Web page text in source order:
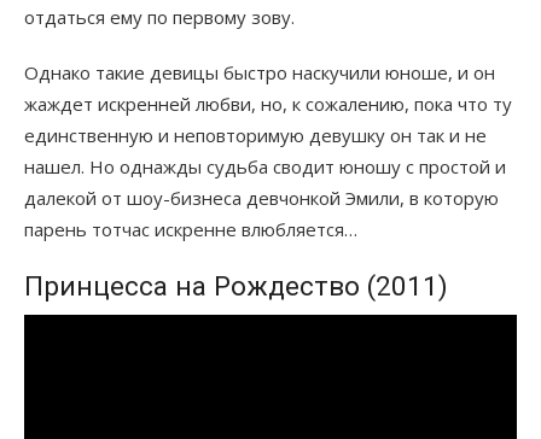
отдаться ему по первому зову.
Однако такие девицы быстро наскучили юноше, и он
жаждет искренней любви, но, к сожалению, пока что ту
единственную и неповторимую девушку он так и не
нашел. Но однажды судьба сводит юношу с простой и
далекой от шоу-бизнеса девчонкой Эмили, в которую
парень тотчас искренне влюбляется…
Принцесса на Рождество (2011)